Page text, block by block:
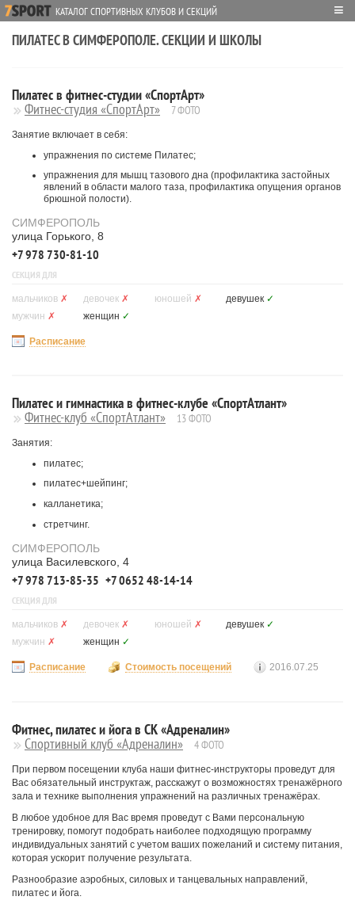
КАТАЛОГ СПОРТИВНЫХ КЛУБОВ И СЕКЦИЙ ≡
ПИЛАТЕС В СИМФЕРОПОЛЕ. СЕКЦИИ И ШКОЛЫ
Пилатес в фитнес-студии «СпортАрт»
Фитнес-студия «СпортАрт» 7 ФОТО
Занятие включает в себя:
упражнения по системе Пилатес;
упражнения для мышц тазового дна (профилактика застойных
явлений в области малого таза, профилактика опущения органов
брюшной полости).
СИМФЕРОПОЛЬ
улица Горького, 8
+7 978 730-81-10
СЕКЦИЯ ДЛЯ
мальчиков ✗ девочек ✗ юношей ✗ девушек ✓
мужчин ✗ женщин ✓
Расписание
Пилатес и гимнастика в фитнес-клубе «СпортАтлант»
Фитнес-клуб «СпортАтлант» 13 ФОТО
Занятия:
пилатес;
пилатес+шейпинг;
калланетика;
стретчинг.
СИМФЕРОПОЛЬ
улица Василевского, 4
+7 978 713-85-35 +7 0652 48-14-14
СЕКЦИЯ ДЛЯ
мальчиков ✗ девочек ✗ юношей ✗ девушек ✓
мужчин ✗ женщин ✓
Расписание Стоимость посещений 2016.07.25
Фитнес, пилатес и йога в СК «Адреналин»
Спортивный клуб «Адреналин» 4 ФОТО
При первом посещении клуба наши фитнес-инструкторы проведут для
Вас обязательный инструктаж, расскажут о возможностях тренажёрного
зала и технике выполнения упражнений на различных тренажёрах.
В любое удобное для Вас время проведут с Вами персональную
тренировку, помогут подобрать наиболее подходящую программу
индивидуальных занятий с учетом ваших пожеланий и систему питания,
которая ускорит получение результата.
Разнообразие аэробных, силовых и танцевальных направлений,
пилатес и йога.